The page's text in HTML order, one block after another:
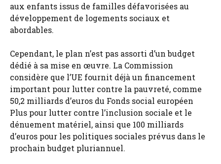
aux enfants issus de familles défavorisées au
développement de logements sociaux et
abordables.
Cependant, le plan n’est pas assorti d’un budget
dédié à sa mise en œuvre. La Commission
considère que l’UE fournit déjà un financement
important pour lutter contre la pauvreté, comme
50,2 milliards d’euros du Fonds social européen
Plus pour lutter contre l’inclusion sociale et le
dénuement matériel, ainsi que 100 milliards
d’euros pour les politiques sociales prévus dans le
prochain budget pluriannuel.